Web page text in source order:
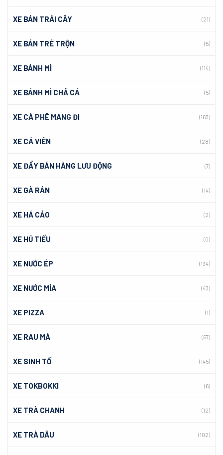
XE BÁN TRÁI CÂY (21)
XE BÁN TRÉ TRỘN (5)
XE BÁNH MÌ (114)
XE BÁNH MÌ CHẢ CÁ (5)
XE CÀ PHÊ MANG ĐI (163)
XE CÁ VIÊN (28)
XE ĐẨY BÁN HÀNG LƯU ĐỘNG (7)
XE GÀ RÁN (14)
XE HÁ CẢO (2)
XE HỦ TIẾU (0)
XE NƯỚC ÉP (134)
XE NƯỚC MÍA (43)
XE PIZZA (1)
XE RAU MÁ (67)
XE SINH TỐ (145)
XE TOKBOKKI (6)
XE TRÀ CHANH (12)
XE TRÀ DÂU (102)